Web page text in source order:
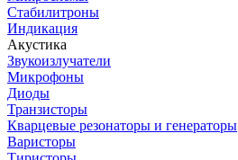
Стабилитроны
Индикация
Акустика
Звукоизлучатели
Микрофоны
Диоды
Транзисторы
Кварцевые резонаторы и генераторы
Варисторы